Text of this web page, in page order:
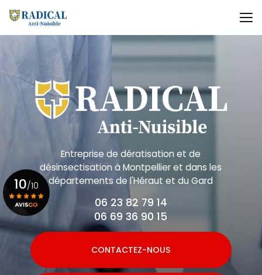
au
contenu
principal
Entreprise de dératisation et de
désinsectisationà Montpellier et dans les
départements de l'Héraut et du Gard
06 23 82 79 14
06 69 36 90 15
CONTACTEZ-NOUS
10/10
Voir le certificat